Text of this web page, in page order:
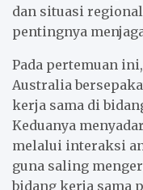
dan situasi
pentingnya
Pada pertemuan
Australia
kerja sama di
Keduanya
melalui interaksi
guna saling
bidang kerja sama